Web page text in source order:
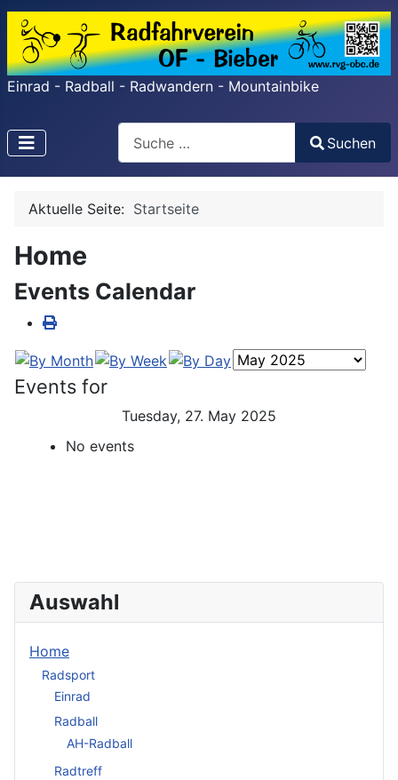
Einrad - Radball - Radwandern - Mountainbike
Search
Type 2 or more characters for results.
Suchen
Aktuelle Seite: Startseite
Home
Events Calendar
Events for
Tuesday, 27. May 2025
No events
Auswahl
Home
Radsport
Einrad
Radball
AH-Radball
Radtreff